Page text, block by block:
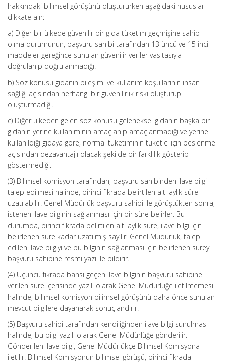
hakkındaki bilimsel görüşünü oluştururken aşağıdaki hususları
dikkate alır:
a) Diğer bir ülkede güvenilir bir gıda tüketim geçmişine sahip
olma durumunun, başvuru sahibi tarafından 13 üncü ve 15 inci
maddeler gereğince sunulan güvenilir veriler vasıtasıyla
doğrulanıp doğrulanmadığı.
b) Söz konusu gıdanın bileşimi ve kullanım koşullarının insan
sağlığı açısından herhangi bir güvenilirlik riski oluşturup
oluşturmadığı.
c) Diğer ülkeden gelen söz konusu geleneksel gıdanın başka bir
gıdanın yerine kullanımının amaçlanıp amaçlanmadığı ve yerine
kullanıldığı gıdaya göre, normal tüketiminin tüketici için beslenme
açısından dezavantajlı olacak şekilde bir farklılık gösterip
göstermediği.
(3) Bilimsel komisyon tarafından, başvuru sahibinden ilave bilgi
talep edilmesi halinde, birinci fıkrada belirtilen altı aylık süre
uzatılabilir. Genel Müdürlük başvuru sahibi ile görüştükten sonra,
istenen ilave bilginin sağlanması için bir süre belirler. Bu
durumda, birinci fıkrada belirtilen altı aylık süre, ilave bilgi için
belirlenen süre kadar uzatılmış sayılır. Genel Müdürlük, talep
edilen ilave bilgiyi ve bu bilginin sağlanması için belirlenen süreyi
başvuru sahibine resmi yazı ile bildirir.
(4) Üçüncü fıkrada bahsi geçen ilave bilginin başvuru sahibine
verilen süre içerisinde yazılı olarak Genel Müdürlüğe iletilmemesi
halinde, bilimsel komisyon bilimsel görüşünü daha önce sunulan
mevcut bilgilere dayanarak sonuçlandırır.
(5) Başvuru sahibi tarafından kendiliğinden ilave bilgi sunulması
halinde, bu bilgi yazılı olarak Genel Müdürlüğe gönderilir.
Gönderilen ilave bilgi, Genel Müdürlükçe Bilimsel Komisyona
iletilir. Bilimsel Komisyonun bilimsel görüşü, birinci fıkrada